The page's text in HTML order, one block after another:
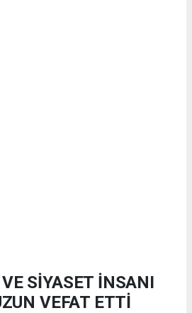
SİYASET İNSANI
VEFAT ETTİ